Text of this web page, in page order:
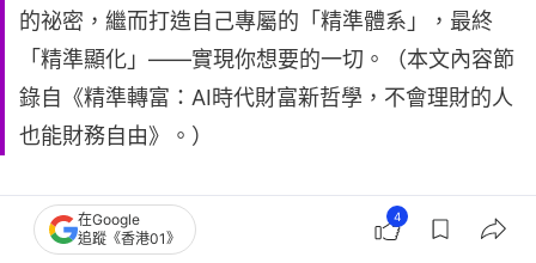
的祕密，繼而打造自己專屬的「精準體系」，最終
「精準顯化」——實現你想要的一切。（本文內容節
錄自《精準轉富：AI時代財富新哲學，不會理財的人
也能財務自由》。）
在Google
追蹤《香港01》
4